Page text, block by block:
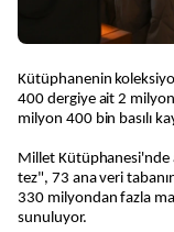
Kütüphanenin
400 dergiye ait 2 milyon
milyon 400 bin basılı
Millet Kütüphanesi'nde
tez", 73 ana veri
330 milyondan fazla
sunuluyor.